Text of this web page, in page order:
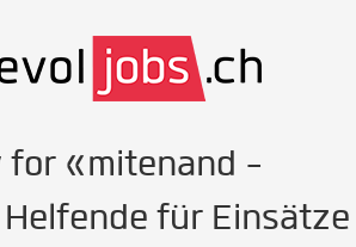
for «mitenand -
für Einsätze